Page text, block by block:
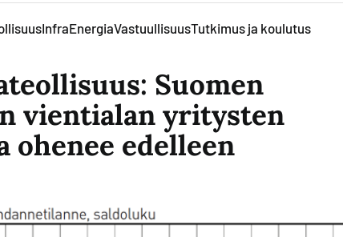
InfraEnergiaVastuullisuusTutkimus ja koulutus
Suomen
vientialan yritysten
ohenee edelleen